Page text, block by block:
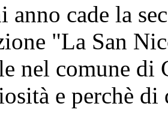
anno cade la
"La San
nel comune di
e perchè